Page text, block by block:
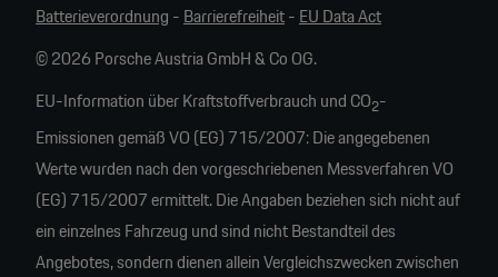
Batterieverordnung - Barrierefreiheit- EU Data Act
© 2026 Porsche Austria GmbH & Co OG.
EU-Information über Kraftstoffverbrauch und CO2-
Emissionen gemäß VO (EG) 715/2007: Die angegebenen
Werte wurden nach den vorgeschriebenen Messverfahren VO
(EG) 715/2007 ermittelt. Die Angaben beziehen sich nicht auf
ein einzelnes Fahrzeug und sind nicht Bestandteil des
Angebotes, sondern dienen allein Vergleichszwecken zwischen